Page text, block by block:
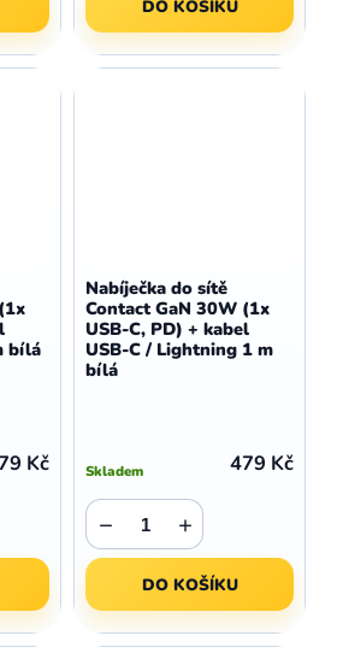
DO KOŠÍKU
bílá
Kč
Nabíječka do sítě
Contact GaN 30W (1x
USB-C, PD) + kabel
USB-C / Lightning 1 m
bílá
Skladem 479 Kč
+
−
DO KOŠÍKU